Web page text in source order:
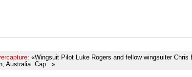
: «Wingsuit Pilot Luke Rogers and fellow wingsuiter
Australia. Cap...»